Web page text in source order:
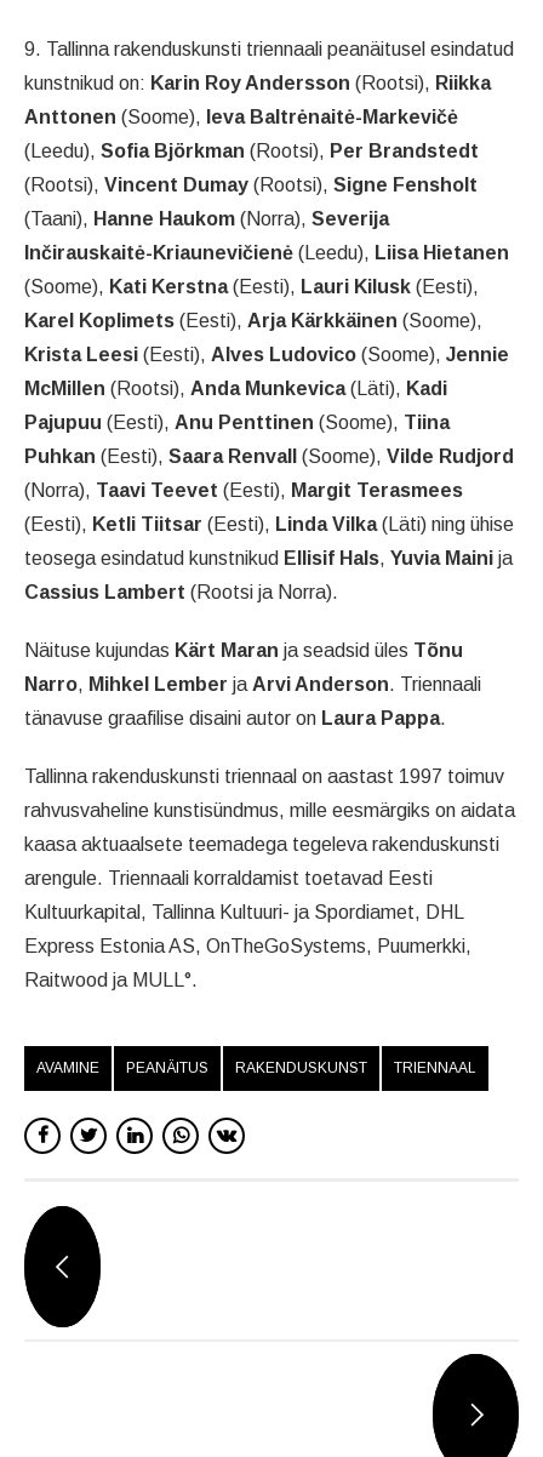
9. Tallinna rakenduskunsti triennaali peanäitusel esindatud
kunstnikud on: Karin Roy Andersson (Rootsi), Riikka
Anttonen (Soome), Ieva Baltrėnaitė-Markevičė
(Leedu), Sofia Björkman (Rootsi), Per Brandstedt
(Rootsi), Vincent Dumay (Rootsi), Signe Fensholt
(Taani), Hanne Haukom (Norra), Severija
Inčirauskaitė-Kriaunevičienė (Leedu), Liisa Hietanen
(Soome), Kati Kerstna(Eesti), Lauri Kilusk (Eesti),
Karel Koplimets (Eesti), Arja Kärkkäinen (Soome),
Krista Leesi (Eesti), Alves Ludovico (Soome), Jennie
McMillen (Rootsi), Anda Munkevica(Läti), Kadi
Pajupuu (Eesti), Anu Penttinen (Soome), Tiina
Puhkan (Eesti), Saara Renvall (Soome), Vilde Rudjord
(Norra), Taavi Teevet (Eesti), Margit Terasmees
(Eesti), Ketli Tiitsar (Eesti), Linda Vilka(Läti) ning ühise
teosega esindatud kunstnikud Ellisif Hals, Yuvia Maini ja
Cassius Lambert (Rootsi ja Norra).
Näituse kujundas Kärt Maran ja seadsid üles Tõnu
Narro, Mihkel Lember ja Arvi Anderson. Triennaali
tänavuse graafilise disaini autor on Laura Pappa.
Tallinna rakenduskunsti triennaal on aastast 1997 toimuv
rahvusvaheline kunstisündmus, mille eesmärgiks on aidata
kaasa aktuaalsete teemadega tegeleva rakenduskunsti
arengule. Triennaali korraldamist toetavad Eesti
Kultuurkapital, Tallinna Kultuuri- ja Spordiamet, DHL
Express Estonia AS, OnTheGoSystems, Puumerkki,
Raitwood ja MULL°.
AVAMINE PEANÄITUS RAKENDUSKUNST TRIENNAAL